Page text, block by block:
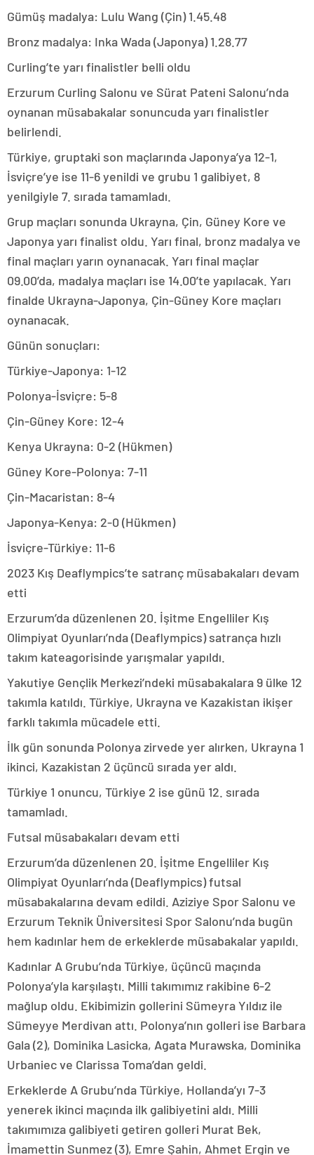
Gümüş madalya: Lulu Wang (Çin) 1.45.48
Bronz madalya: Inka Wada (Japonya) 1.28.77
Curling’te yarı finalistler belli oldu
Erzurum Curling Salonu ve Sürat Pateni Salonu’nda
oynanan müsabakalar sonuncuda yarı finalistler
belirlendi.
Türkiye, gruptaki son maçlarında Japonya’ya 12-1,
İsviçre’ye ise 11-6 yenildi ve grubu 1 galibiyet, 8
yenilgiyle 7. sırada tamamladı.
Grup maçları sonunda Ukrayna, Çin, Güney Kore ve
Japonya yarı finalist oldu. Yarı final, bronz madalya ve
final maçları yarın oynanacak. Yarı final maçlar
09.00’da, madalya maçları ise 14.00’te yapılacak. Yarı
finalde Ukrayna-Japonya, Çin-Güney Kore maçları
oynanacak.
Günün sonuçları:
Türkiye-Japonya: 1-12
Polonya-İsviçre: 5-8
Çin-Güney Kore: 12-4
Kenya Ukrayna: 0-2 (Hükmen)
Güney Kore-Polonya: 7-11
Çin-Macaristan: 8-4
Japonya-Kenya: 2-0 (Hükmen)
İsviçre-Türkiye: 11-6
2023 Kış Deaflympics’te satranç müsabakaları devam
etti
Erzurum’da düzenlenen 20. İşitme Engelliler Kış
Olimpiyat Oyunları’nda (Deaflympics) satrança hızlı
takım kateagorisinde yarışmalar yapıldı.
Yakutiye Gençlik Merkezi’ndeki müsabakalara 9 ülke 12
takımla katıldı. Türkiye, Ukrayna ve Kazakistan ikişer
farklı takımla mücadele etti.
İlk gün sonunda Polonya zirvede yer alırken, Ukrayna 1
ikinci, Kazakistan 2 üçüncü sırada yer aldı.
Türkiye 1 onuncu, Türkiye 2 ise günü 12. sırada
tamamladı.
Futsal müsabakaları devam etti
Erzurum’da düzenlenen 20. İşitme Engelliler Kış
Olimpiyat Oyunları’nda (Deaflympics) futsal
müsabakalarına devam edildi. Aziziye Spor Salonu ve
Erzurum Teknik Üniversitesi Spor Salonu’nda bugün
hem kadınlar hem de erkeklerde müsabakalar yapıldı.
Kadınlar A Grubu’nda Türkiye, üçüncü maçında
Polonya’yla karşılaştı. Milli takımımız rakibine 6-2
mağlup oldu. Ekibimizin gollerini Sümeyra Yıldız ile
Sümeyye Merdivan attı. Polonya’nın golleri ise Barbara
Gala (2), Dominika Lasicka, Agata Murawska, Dominika
Urbaniec ve Clarissa Toma’dan geldi.
Erkeklerde A Grubu’nda Türkiye, Hollanda’yı 7-3
yenerek ikinci maçında ilk galibiyetini aldı. Milli
takımımıza galibiyeti getiren golleri Murat Bek,
İmamettin Sunmez (3), Emre Şahin, Ahmet Ergin ve